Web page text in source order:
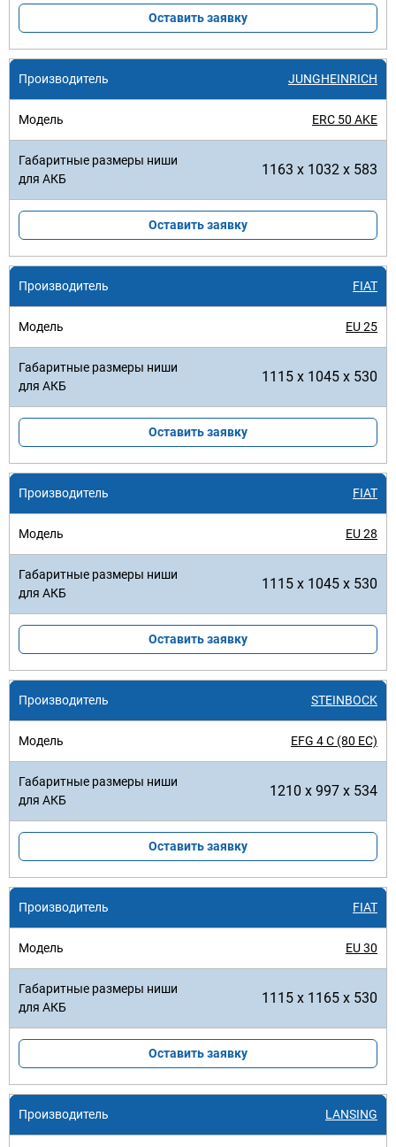
Оставить заявку
JUNGHEINRICH
ERC 50 AKE
1163 x 1032 x 583
Оставить заявку
FIAT
EU 25
1115 x 1045 x 530
Оставить заявку
FIAT
EU 28
1115 x 1045 x 530
Оставить заявку
STEINBOCK
EFG 4 C (80 EC)
1210 x 997 x 534
Оставить заявку
FIAT
EU 30
1115 x 1165 x 530
Оставить заявку
LANSING